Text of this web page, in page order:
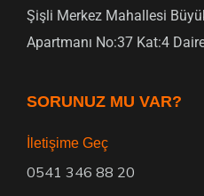
Şişli Merkez Mahallesi
Apartmanı No:37 Kat:4
SORUNUZ MU VAR?
İletişime Geç
0541 346 88 20